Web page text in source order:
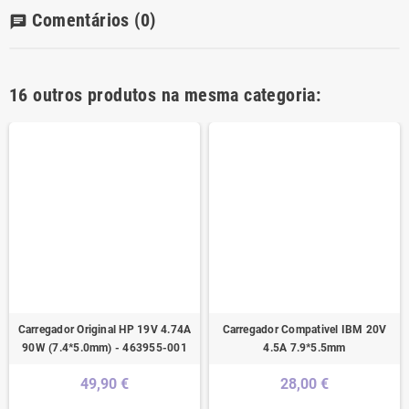
chat Comentários (0)
16 outros produtos na mesma categoria:
Carregador Original HP 19V 4.74A
90W (7.4*5.0mm) - 463955-001
49,90 €
Carregador Compativel IBM 20V
4.5A 7.9*5.5mm
28,00 €